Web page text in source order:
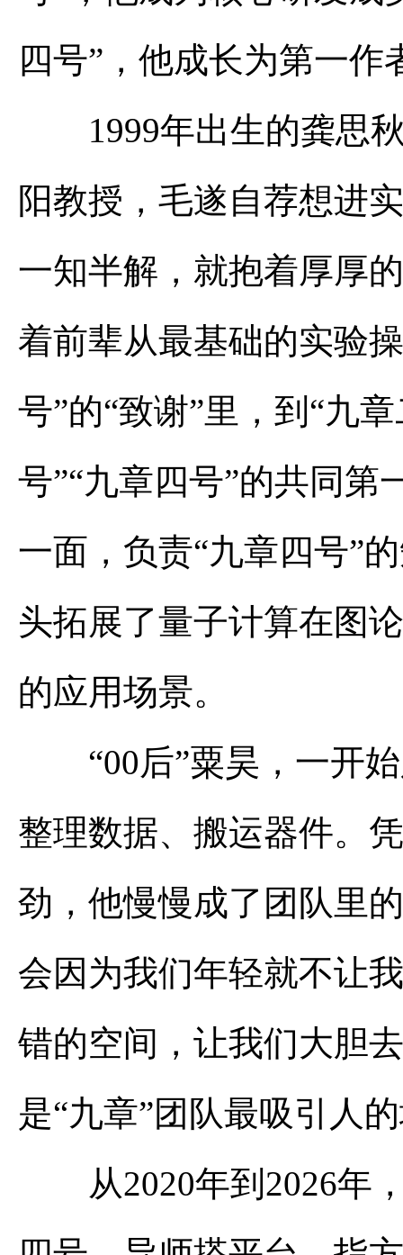
四号”，他成长为第一作
1999年出生的龚思秋
阳教授，毛遂自荐想进
一知半解，就抱着厚厚
着前辈从最基础的实验
号”的“致谢”里，到“九
号”“九章四号”的共同第
一面，负责“九章四号”
头拓展了量子计算在图
的应用场景。
“00后”粟昊，一开始
整理数据、搬运器件。
劲，他慢慢成了团队里
会因为我们年轻就不让
错的空间，让我们大胆
是“九章”团队最吸引人
从2020年到2026年，